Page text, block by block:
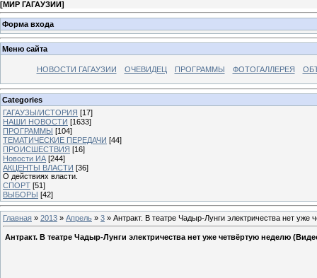
[МИР ГАГАУЗИИ]
Форма входа
Меню сайта
НОВОСТИ ГАГАУЗИИ ОЧЕВИДЕЦ ПРОГРАММЫ ФОТОГАЛЛЕРЕЯ
Categories
ГАГАУЗЫ/ИСТОРИЯ [17]
НАШИ НОВОСТИ [1633]
ПРОГРАММЫ [104]
ТЕМАТИЧЕСКИЕ ПЕРЕДАЧИ [44]
ПРОИСШЕСТВИЯ [16]
Новости ИА [244]
АКЦЕНТЫ ВЛАСТИ [36]
О действиях власти.
СПОРТ [51]
ВЫБОРЫ [42]
Главная » 2013 » Апрель » 3 » Антракт. В театре Чадыр-Лунги электричества нет уже
Антракт. В театре Чадыр-Лунги электричества нет уже четвёртую неделю